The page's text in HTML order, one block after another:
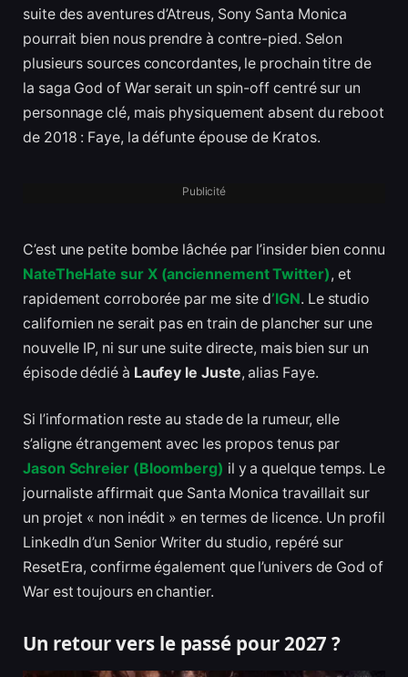
suite des aventures d’Atreus, Sony Santa Monica
pourrait bien nous prendre à contre-pied. Selon
plusieurs sources concordantes, le prochain titre de
la saga God of War serait un spin-off centré sur un
personnage clé, mais physiquement absent du reboot
de 2018 : Faye, la défunte épouse de Kratos.
Publicité
C’est une petite bombe lâchée par l’insider bien connu
NateTheHate sur X (anciennement Twitter), et
rapidement corroborée par me site d’IGN. Le studio
californien ne serait pas en train de plancher sur une
nouvelle IP, ni sur une suite directe, mais bien sur un
épisode dédié à Laufey le Juste, alias Faye.
Si l’information reste au stade de la rumeur, elle
s’aligne étrangement avec les propos tenus par
Jason Schreier (Bloomberg) il y a quelque temps. Le
journaliste affirmait que Santa Monica travaillait sur
un projet « non inédit » en termes de licence. Un profil
LinkedIn d’un Senior Writer du studio, repéré sur
ResetEra, confirme également que l’univers de God of
War est toujours en chantier.
Un retour vers le passé pour 2027 ?